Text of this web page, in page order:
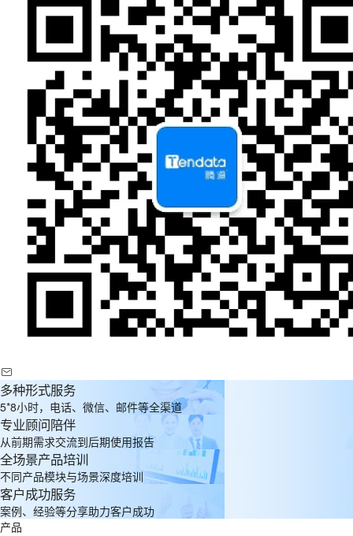
多种形式服务
5*8小时，电话、微信、邮件等全渠道
专业顾问陪伴
从前期需求交流到后期使用报告
全场景产品培训
不同产品模块与场景深度培训
客户成功服务
案例、经验等分享助力客户成功
产品